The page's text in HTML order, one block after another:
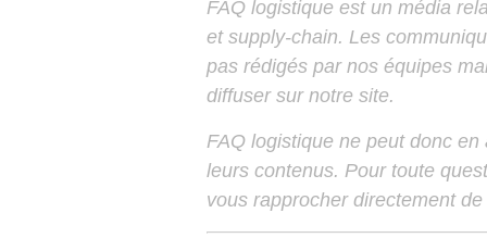
FAQ logistique est un média
et supply-chain. Les
pas rédigés par nos équipes
diffuser sur notre site.
FAQ logistique ne peut donc
leurs contenus. Pour toute
vous rapprocher directement